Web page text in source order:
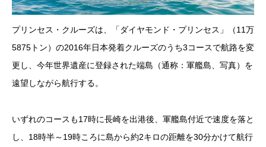
プリンセス・クルーズは、「ダイヤモンド・プリンセス」（11万
5875トン）の2016年日本発着クルーズのうち3コースで航路を変
更し、今年世界遺産に登録された端島（通称：軍艦島、写真）を
遠望しながら航行する。
いずれのコースも17時に長崎を出港後、軍艦島付近で速度を落と
し、18時半～19時ころに島から約2キロの距離を30分かけて航行